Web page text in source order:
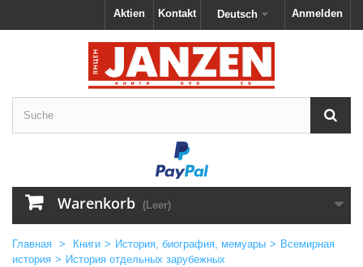
Anmelden
Deutsch
Kontakt
Aktien
Warenkorb (Leer)
Главная > Книги > История, биография, мемуары > Всемирная
история > История отдельных зарубежных